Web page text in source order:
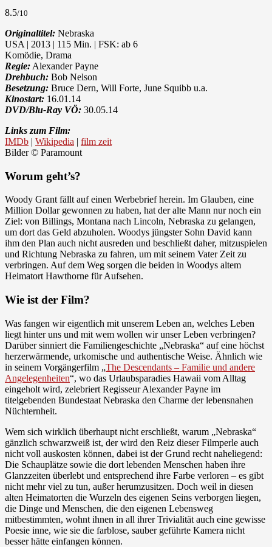
8.5/10
Originaltitel: Nebraska
USA | 2013 | 115 Min. | FSK: ab 6
Komödie, Drama
Regie: Alexander Payne
Drehbuch: Bob Nelson
Besetzung: Bruce Dern, Will Forte, June Squibb u.a.
Kinostart: 16.01.14
DVD/Blu-Ray VÖ: 30.05.14
Links zum Film:
IMDb | Wikipedia | film zeit
Bilder © Paramount
Worum geht’s?
Woody Grant fällt auf einen Werbebrief herein. Im Glauben, eine
Million Dollar gewonnen zu haben, hat der alte Mann nur noch ein
Ziel: von Billings, Montana nach Lincoln, Nebraska zu gelangen,
um dort das Geld abzuholen. Woodys jüngster Sohn David kann
ihm den Plan auch nicht ausreden und beschließt daher, mitzuspielen
und Richtung Nebraska zu fahren, um mit seinem Vater Zeit zu
verbringen. Auf dem Weg sorgen die beiden in Woodys altem
Heimatort Hawthorne für Aufsehen.
Wie ist der Film?
Was fangen wir eigentlich mit unserem Leben an, welches Leben
liegt hinter uns und mit wem wollen wir unser Leben verbringen?
Darüber sinniert die Familiengeschichte „Nebraska“ auf eine höchst
herzerwärmende, urkomische und authentische Weise. Ähnlich wie
in seinem Vorgängerfilm „The Descendants – Familie und andere
Angelegenheiten“, wo das Urlaubsparadies Hawaii vom Alltag
eingeholt wird, zelebriert Regisseur Alexander Payne im
titelgebenden Bundestaat Nebraska den Charme der lebensnahen
Nüchternheit.
Wem sich wirklich überhaupt nicht erschließt, warum „Nebraska“
gänzlich schwarzweiß ist, der wird den Reiz dieser Filmperle auch
nicht voll auskosten können, dabei ist der Grund recht naheliegend:
Die Schauplätze sowie die dort lebenden Menschen haben ihre
Glanzzeiten überlebt und entsprechend ihre Farbe verloren – es gibt
nicht mehr viel zu tun, außer herumzusitzen. Doch weil in diesen
alten Heimatorten die Wurzeln des eigenen Seins verborgen liegen,
die Dinge und Menschen, die den eigenen Lebensweg
mitbestimmten, wohnt ihnen in all ihrer Trivialität auch eine gewisse
Poesie inne, wie sie die farblose, sauber geführte Kamera nicht
besser hätte einfangen können.